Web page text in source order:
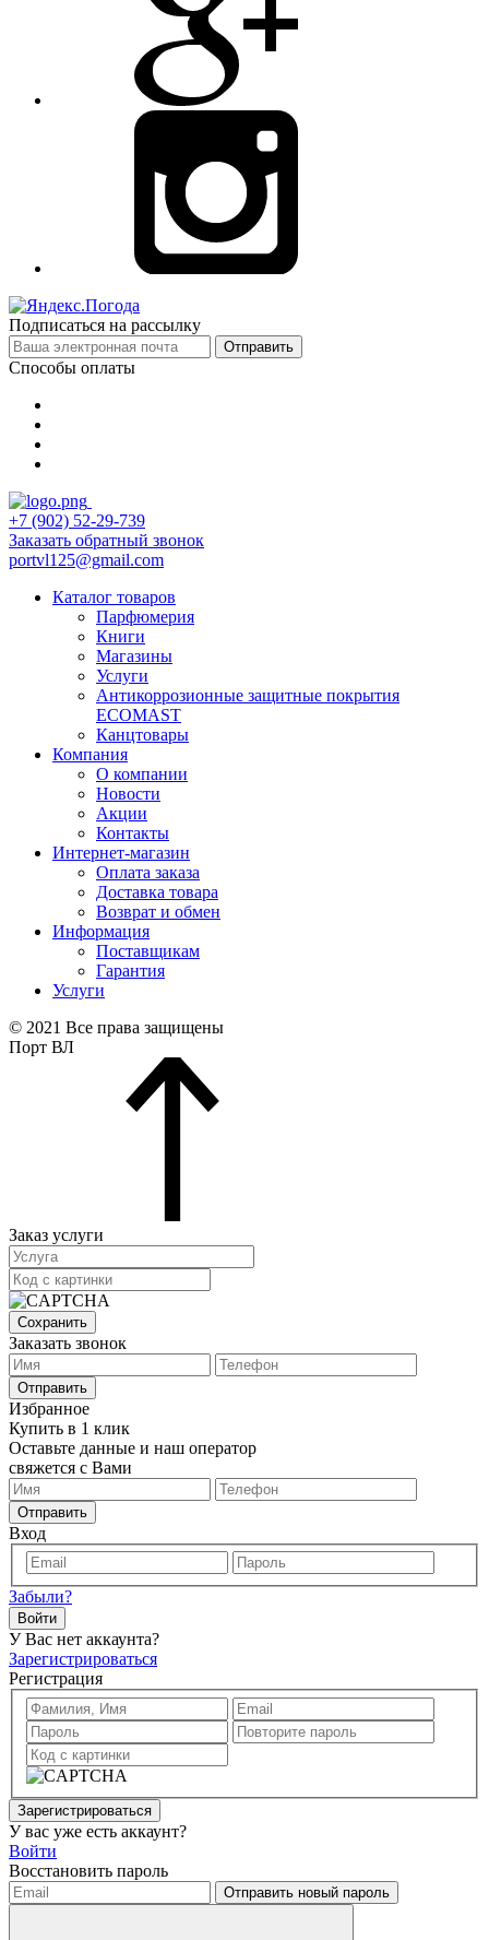
Подписаться на рассылку
Отправить
Способы оплаты
+7 (902) 52-29-739
Заказать обратный звонок
portvl125@gmail.com
Каталог товаров
Парфюмерия
Книги
Магазины
Услуги
Антикоррозионные защитные покрытия
ECOMAST
Канцтовары
Компания
О компании
Новости
Акции
Контакты
Интернет-магазин
Оплата заказа
Доставка товара
Возврат и обмен
Информация
Поставщикам
Гарантия
Услуги
© 2021 Все права защищены
Порт ВЛ
Заказ услуги
Сохранить
Заказать звонок
Отправить
Избранное
Купить в 1 клик
Оставьте данные и наш оператор
свяжется с Вами
Отправить
Вход
Забыли?
Войти
У Вас нет аккаунта?
Зарегистрироваться
Регистрация
Зарегистрироваться
У вас уже есть аккаунт?
Войти
Восстановить пароль
Отправить новый пароль